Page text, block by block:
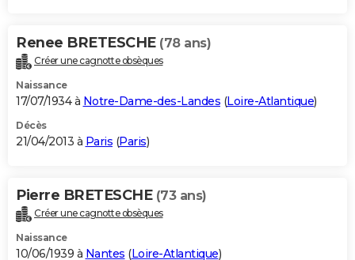
Renee BRETESCHE (78 ans)
Créer une cagnotte obsèques
Naissance
17/07/1934 à Notre-Dame-des-Landes (Loire-Atlantique)
Décès
21/04/2013 à Paris (Paris)
Pierre BRETESCHE (73 ans)
Créer une cagnotte obsèques
Naissance
10/06/1939 à Nantes (Loire-Atlantique)